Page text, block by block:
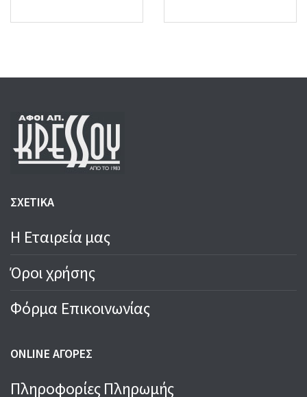
ΣΧΕΤΙΚΑ
Η Εταιρεία μας
Όροι χρήσης
Φόρμα Επικοινωνίας
ONLINE ΑΓΟΡΕΣ
Πληροφορίες Πληρωμής